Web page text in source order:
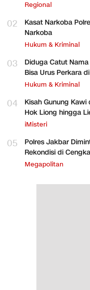
Regional
02
Kasat Narkoba
Narkoba
Hukum & Kriminal
03
Diduga Catut
Bisa Urus Perkara
Hukum & Kriminal
04
Kisah Gunung
Hok Liong hingga
iMisteri
05
Polres Jakbar
Rekondisi di
Megapolitan